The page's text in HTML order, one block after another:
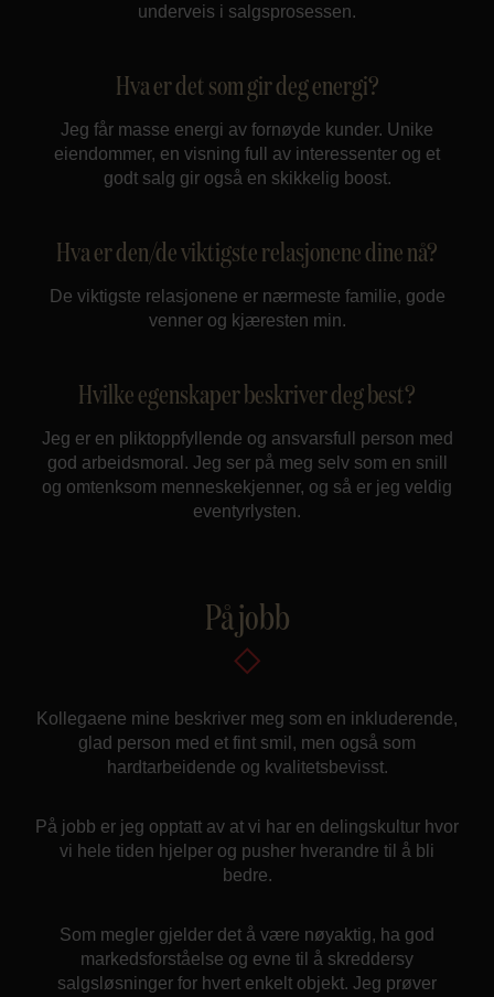
underveis i salgsprosessen.
Hva er det som gir deg energi?
Jeg får masse energi av fornøyde kunder. Unike
eiendommer, en visning full av interessenter og et
godt salg gir også en skikkelig boost.
Hva er den/de viktigste relasjonene dine nå?
De viktigste relasjonene er nærmeste familie, gode
venner og kjæresten min.
Hvilke egenskaper beskriver deg best?
Jeg er en pliktoppfyllende og ansvarsfull person med
god arbeidsmoral. Jeg ser på meg selv som en snill
og omtenksom menneskekjenner, og så er jeg veldig
eventyrlysten.
På jobb
Kollegaene mine beskriver meg som en inkluderende,
glad person med et fint smil, men også som
hardtarbeidende og kvalitetsbevisst.
På jobb er jeg opptatt av at vi har en delingskultur hvor
vi hele tiden hjelper og pusher hverandre til å bli
bedre.
Som megler gjelder det å være nøyaktig, ha god
markedsforståelse og evne til å skreddersy
salgsløsninger for hvert enkelt objekt. Jeg prøver